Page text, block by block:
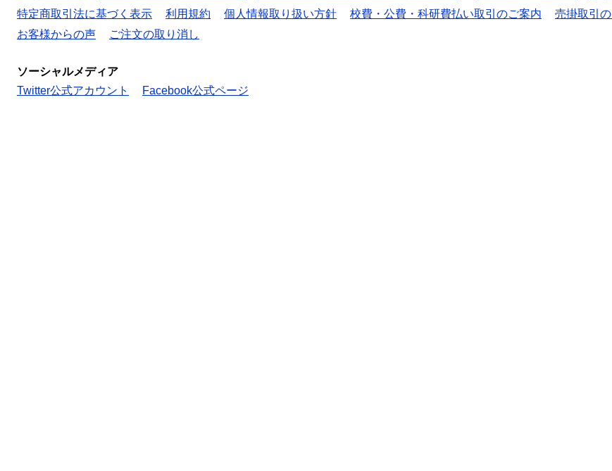
特定商取引法に基づく表示
利用規約 個人情報取り扱い方針 校費・公費・科研費払い取引のご案内 売掛取引
お客様からの声
ご注文の取り消し
ソーシャルメディア
Twitter公式アカウント
Facebook公式ページ